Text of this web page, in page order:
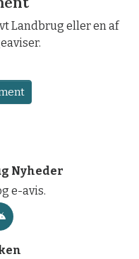
Landbrug eller en af
Nyheder
e-avis.